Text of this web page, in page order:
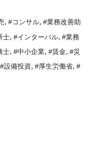
, #コンサル, #業務改善助
士, #インターバル, #業務
士, #中小企業, #賃金, #災
#設備投資, #厚生労働省, #